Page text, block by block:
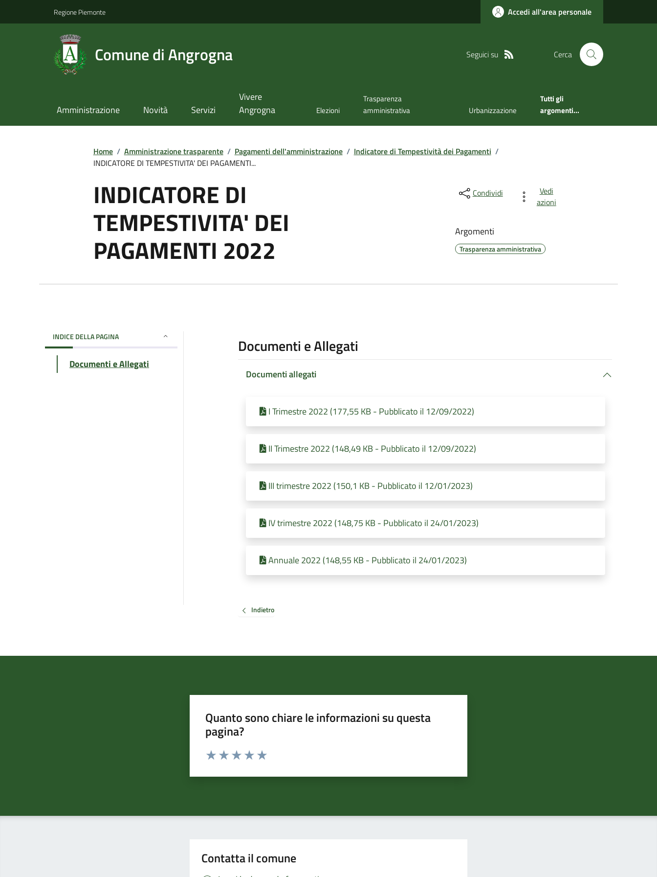
Regione Piemonte Accedi all'area personale
Comune di Angrogna Seguici su Cerca
Amministrazione Novità Servizi
Vivere
Angrogna
Elezioni
Trasparenza
amministrativa
Urbanizzazione
Tutti gli
argomenti...
Home / Amministrazione trasparente / Pagamenti dell'amministrazione / Indicatore di Tempestività dei Pagamenti /
INDICATORE DI TEMPESTIVITA' DEI PAGAMENTI...
INDICATORE DI
TEMPESTIVITA' DEI
PAGAMENTI 2022
Condividi
Vedi
azioni
Argomenti
Trasparenza amministrativa
INDICE DELLA PAGINA
Documenti e Allegati
Documenti e Allegati
Documenti allegati
I Trimestre 2022 (177,55 KB - Pubblicato il 12/09/2022)
II Trimestre 2022 (148,49 KB - Pubblicato il 12/09/2022)
III trimestre 2022 (150,1 KB - Pubblicato il 12/01/2023)
IV trimestre 2022 (148,75 KB - Pubblicato il 24/01/2023)
Annuale 2022 (148,55 KB - Pubblicato il 24/01/2023)
Indietro
Quanto sono chiare le informazioni su questa
pagina?
Valuta da 1 a 5 stelle la pagina
Contatta il comune